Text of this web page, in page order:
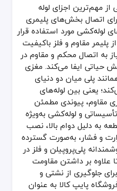
اصلی تشکیل شده است؛ یک بخش
ساختمانی و تأسیساتی در معرض
فلز تک لایه
دما که باعث می‌شود در سیستم‌های آب
فلز و پلیمر به دلیل طراحی دقیق و
در زمان اجرای پروژه‌های
فلزی درحالی‌که همان میزان
و رسوب که به‌ویژه در مناطقی با
یکسر فلز تک لایه و سایر انواع
جنس بدنه
مقاومت در برابر
+ فلز برنجی
بسیار بالا
یا گالوانیزه
متوسط
مهم‌ترین اجزای لوله
اتصال بخش‌های پلیمری
لوله‌کشی مورد استفاده قرار
پلیمر مقاوم و فلز باکیفیت
به اتصال محکم و مقاوم در
حیاتی ایفا می‌کند. مغزی
پلی میان دو دنیای
یعنی بین لوله‌های
مقاوم، پیوندی مطمئن
و لوله‌کشی به‌ویژه
به دلیل دوام بالا، نصب
و فشار، به‌صورت گسترده
پلی‌پروپیلن و فلز در
علاوه بر داشتن مقاومت
جلوگیری از نشتی و
پایپ کالا به عنوان